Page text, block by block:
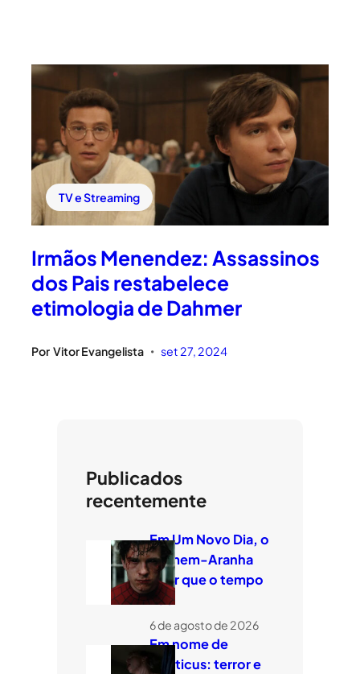
TV e Streaming
Irmãos Menendez: Assassinos
dos Pais restabelece
etimologia de Dahmer
Por Vitor Evangelista • set 27, 2024
Publicados
recentemente
Em Um Novo Dia, o
Homem-Aranha
quer que o tempo
voe
6 de agosto de 2026
Em nome de
Leviticus: terror e